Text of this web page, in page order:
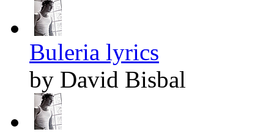
Buleria lyrics
by David Bisbal